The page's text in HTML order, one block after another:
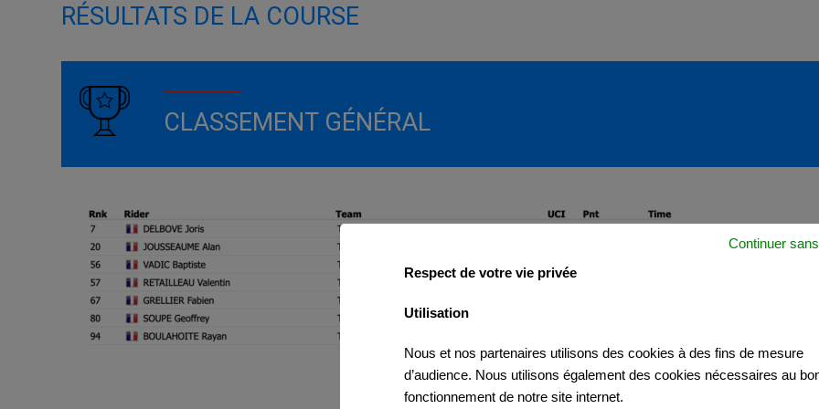
RÉSULTATS DE LA COURSE
CLASSEMENT GÉNÉRAL
Respect de votre vie privée
Utilisation
Nous et nos partenaires utilisons des cookies à des fins de mesure
d’audience. Nous utilisons également des cookies nécessaires au
fonctionnement de notre site internet.
Continuer